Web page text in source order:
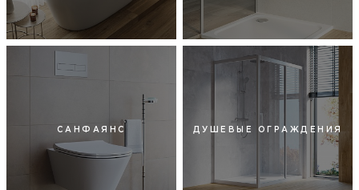
САНФАЯНС ДУШЕВЫЕ ОГРАЖДЕНИЯ